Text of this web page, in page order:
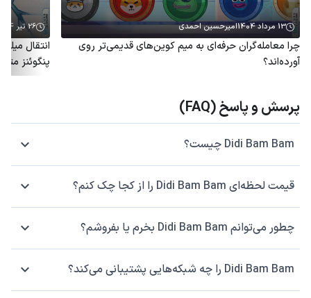
13 مرداد 1404 امیرحسین احمدی
چرا معامله‌گران حرفه‌ای به میم کوین‌های قدیمی‌تر روی
آورده‌اند؟
26 تیر 1404
پنگوئنز
پرسش و پاسخ (FAQ)
Didi Bam Bam چیست؟
قیمت لحظه‌ای Didi Bam Bam را از کجا چک کنم؟
چطور می‌توانم Didi Bam Bam بخرم یا بفروشم؟
Didi Bam Bam را چه شبکه‌هایی پشتیبانی می‌کند؟